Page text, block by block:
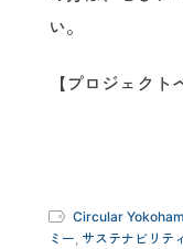
い。
【プロジェクト
Circular
ミー, サステナビリティ